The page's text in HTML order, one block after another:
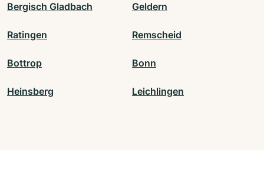
Bergisch Gladbach Geldern
Ratingen Remscheid
Bottrop Bonn
Heinsberg Leichlingen